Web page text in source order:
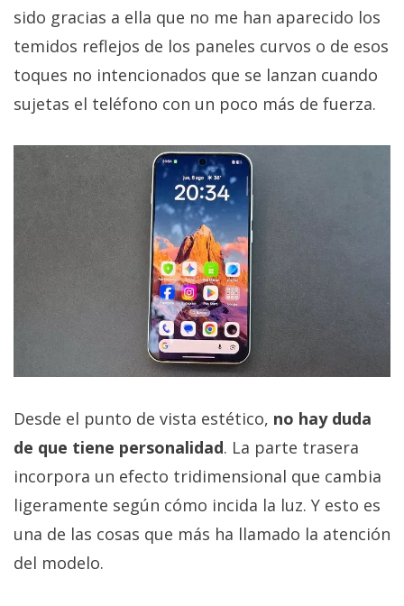
sido gracias a ella que no me han aparecido los
temidos reflejos de los paneles curvos o de esos
toques no intencionados que se lanzan cuando
sujetas el teléfono con un poco más de fuerza.
Desde el punto de vista estético, no hay duda
de que tiene personalidad. La parte trasera
incorpora un efecto tridimensional que cambia
ligeramente según cómo incida la luz. Y esto es
una de las cosas que más ha llamado la atención
del modelo.